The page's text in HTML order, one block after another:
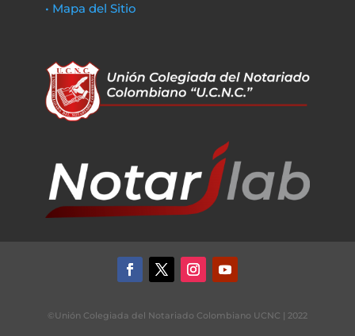
• Mapa del Sitio
©Unión Colegiada del Notariado Colombiano UCNC | 2022